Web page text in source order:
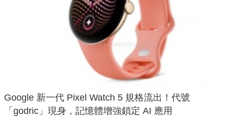
Google 新一代 Pixel Watch 5 規格流出！代號
「godric」現身，記憶體增強鎖定 AI 應用